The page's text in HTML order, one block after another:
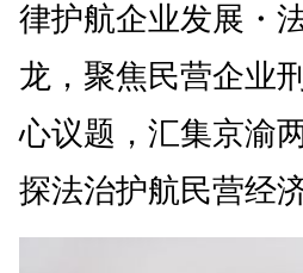
律护航企业发展・
龙，聚焦民营企业
心议题，汇集京渝
探法治护航民营经